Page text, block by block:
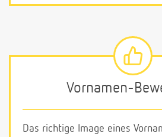
Vornamen-
Das richtige Image eines